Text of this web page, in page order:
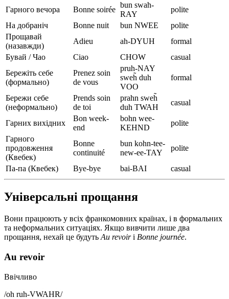
Гарного вечора Bonne soirée
bun swah-
RAY
polite
На добраніч
Bonne nuit bun NWEE
polite
Прощавай
(назавжди)
Adieu ah-DYUH
formal
Бувай / Чао
Ciao CHOW
casual
Бережіть себе
(формально)
Prenez soin
de vous
pruh-NAY
sweh̃ duh
VOO
formal
Бережи себе
(неформально)
Prends soin
de toi
prahn sweh̃
duh TWAH
casual
Гарних вихідних
Bon week-
end
bohn wee-
KEHND
polite
Гарного
продовження
(Квебек)
Bonne
continuité
bun kohn-tee-
new-ee-TAY
polite
Па-па (Квебек) Bye-bye bai-BAI casual
Універсальні прощання
Вони працюють у всіх франкомовних країнах, і в формальних
та неформальних ситуаціях. Якщо вивчити лише два
прощання, нехай це будуть Au revoirі Bonne journée.
Au revoir
Ввічливо
/oh ruh-VWAHR/